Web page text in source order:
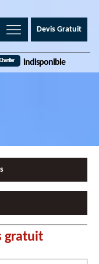
Devis Gratuit
Chantier indisponible
gratuit